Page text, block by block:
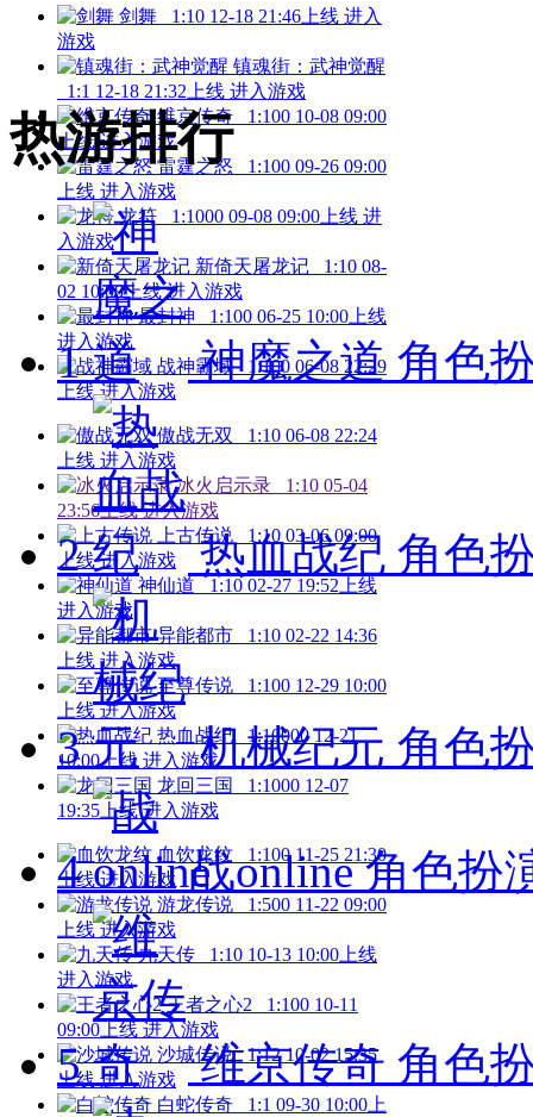
剑舞 1:10 12-18 21:46上线 进入
游戏
镇魂街：武神觉醒
1:1 12-18 21:32上线 进入游戏
维京传奇
1:100 10-08 09:00
上线 进入游戏
雷霆之怒
1:100 09-26 09:00
上线 进入游戏
龙符
1:1000 09-08 09:00上线 进
入游戏
新倚天屠龙记
1:10 08-
02 10:00上线 进入游戏
最封神
1:100 06-25 10:00上线
进入游戏
战神霸域 1:100 06-08 22:29
上线 进入游戏
傲战无双 1:10 06-08 22:24
上线 进入游戏
冰火启示录
1:10 05-04
23:56上线 进入游戏
上古传说
1:10 03-06 09:00
上线 进入游戏
神仙道 1:10 02-27 19:52上线
进入游戏
异能都市
1:10 02-22 14:36
上线 进入游戏
至尊传说
1:100 12-29 10:00
上线 进入游戏
热血战纪
1:10000 12-21
10:00上线 进入游戏
龙回三国
1:1000 12-07
19:35上线 进入游戏
血饮龙纹 1:100 11-25 21:30
上线 进入游戏
游龙传说
1:500 11-22 09:00
上线 进入游戏
九天传
1:10 10-13 10:00上线
进入游戏
王者之心2
1:100 10-11
09:00上线 进入游戏
沙城传说 1:12 10-02 15:35
上线 进入游戏
白蛇传奇
1:1 09-30 10:00上
热游排行
1 神魔之道 角色
2 热血战纪 角色
3 机械纪元 角色
4 战online 角色扮
5 维京传奇 角色